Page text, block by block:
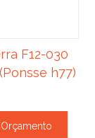
F12-030
h77)